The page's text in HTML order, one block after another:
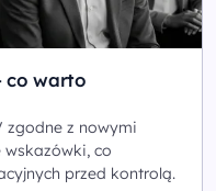
co warto
zgodne z nowymi
wskazówki, co
przed kontrolą.